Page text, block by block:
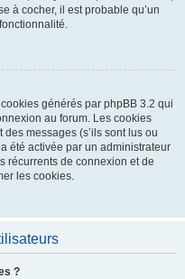
à cocher, il est probable qu’un
générés par phpBB 3.2 qui
au forum. Les cookies
messages (s’ils sont lus ou
été activée par un administrateur
récurrents de connexion et de
les cookies.
?